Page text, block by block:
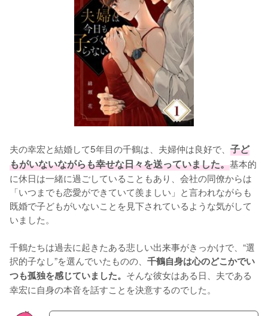
夫の幸宏と結婚して5年目の千鶴は、夫婦仲は良好で、 子ど
もがいないながらも幸せな日々を送っていました。基本的
に休日は一緒に過ごしていることもあり、会社の同僚からは
「いつまでも恋愛ができていて羨ましい」と言われながらも
既婚で子どもがいないことを見下されているような気がして
いました。
千鶴たちは過去に起きたある悲しい出来事がきっかけで、“選
択的子なし”を選んでいたものの、 千鶴自身は心のどこかでい
つも孤独を感じていました。 そんな彼女はある日、夫である
幸宏に自身の本音を話すことを決意するのでした。